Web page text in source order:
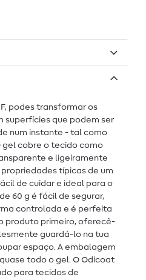
podes transformar os
superfícies que podem ser
num instante - tal como
gel cobre o tecido como
e ligeiramente
típicas de um
de cuidar e ideal para o
60 g é fácil de segurar,
controlada e é perfeita
produto primeiro, oferecê-
guardá-lo na tua
espaço. A embalagem
todo o gel. O Odicoat
para tecidos de